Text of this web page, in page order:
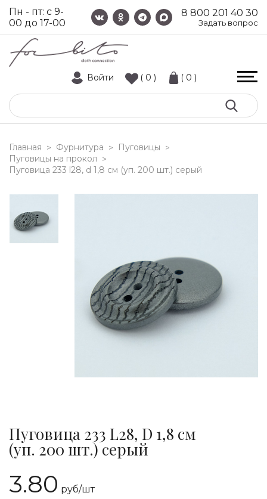
8 800 201 40 30
Задать вопрос
Пн - пт: с 9-
00 до 17-00
Войти ( 0 ) ( 0 )
Главная > Фурнитура > Пуговицы >
Пуговицы на прокол >
пуговица 233 l28, d 1,8 см (уп. 200 шт.) серый
Пуговица 233 L28, D 1,8 см
(уп. 200 шт.) серый
3.80 руб/шт